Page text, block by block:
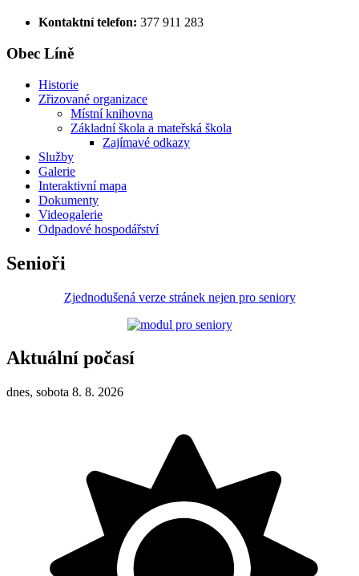
Kontaktní telefon: 377 911 283
Obec Líně
Historie
Zřizované organizace
Místní knihovna
Základní škola a mateřská škola
Zajímavé odkazy
Služby
Galerie
Interaktivní mapa
Dokumenty
Videogalerie
Odpadové hospodářství
Senioři
Zjednodušená verze stránek nejen pro seniory
Aktuální počasí
dnes, sobota 8. 8. 2026